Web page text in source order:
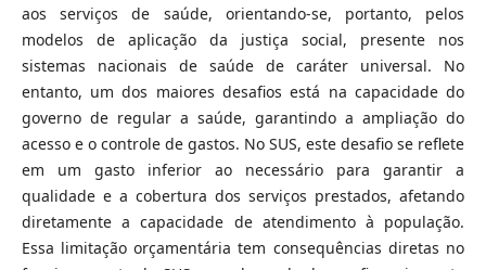
aos serviços de saúde, orientando-se, portanto, pelos
modelos de aplicação da justiça social, presente nos
sistemas nacionais de saúde de caráter universal. No
entanto, um dos maiores desafios está na capacidade do
governo de regular a saúde, garantindo a ampliação do
acesso e o controle de gastos. No SUS, este desafio se reflete
em um gasto inferior ao necessário para garantir a
qualidade e a cobertura dos serviços prestados, afetando
diretamente a capacidade de atendimento à população.
Essa limitação orçamentária tem consequências diretas no